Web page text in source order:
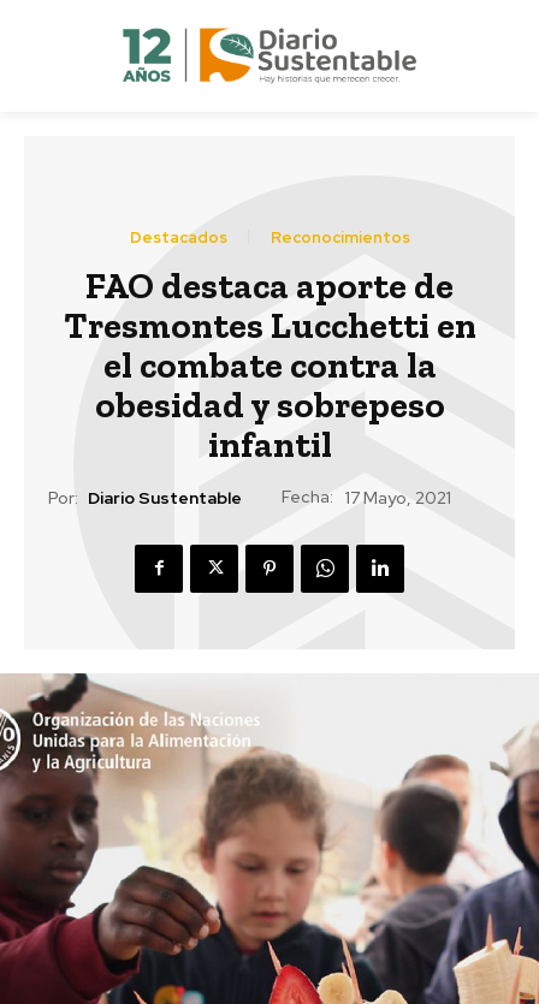
Destacados Reconocimientos
FAO destaca aporte de
Tresmontes Lucchetti en
el combate contra la
obesidad y sobrepeso
infantil
Por: Diario Sustentable Fecha: 17 Mayo, 2021